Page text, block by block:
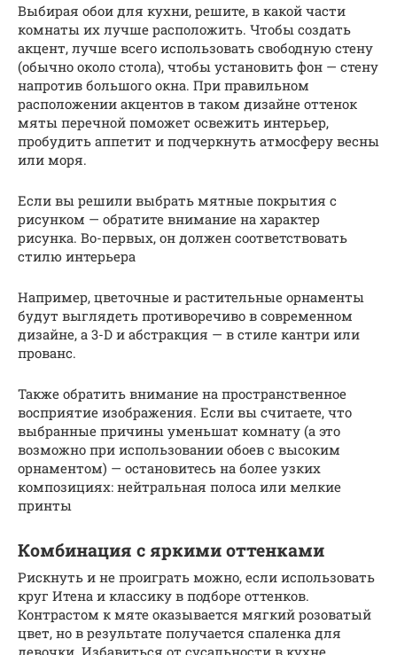
Выбирая обои для кухни, решите, в какой части
комнаты их лучше расположить. Чтобы создать
акцент, лучше всего использовать свободную стену
(обычно около стола), чтобы установить фон — стену
напротив большого окна. При правильном
расположении акцентов в таком дизайне оттенок
мяты перечной поможет освежить интерьер,
пробудить аппетит и подчеркнуть атмосферу весны
или моря.
Если вы решили выбрать мятные покрытия с
рисунком — обратите внимание на характер
рисунка. Во-первых, он должен соответствовать
стилю интерьера
Например, цветочные и растительные орнаменты
будут выглядеть противоречиво в современном
дизайне, а 3-D и абстракция — в стиле кантри или
прованс.
Также обратить внимание на пространственное
восприятие изображения. Если вы считаете, что
выбранные причины уменьшат комнату (а это
возможно при использовании обоев с высоким
орнаментом) — остановитесь на более узких
композициях: нейтральная полоса или мелкие
принты
Комбинация с яркими оттенками
Рискнуть и не проиграть можно, если использовать
круг Итена и классику в подборе оттенков.
Контрастом к мяте оказывается мягкий розоватый
цвет, но в результате получается спаленка для
девочки. Избавиться от сусальности в кухне